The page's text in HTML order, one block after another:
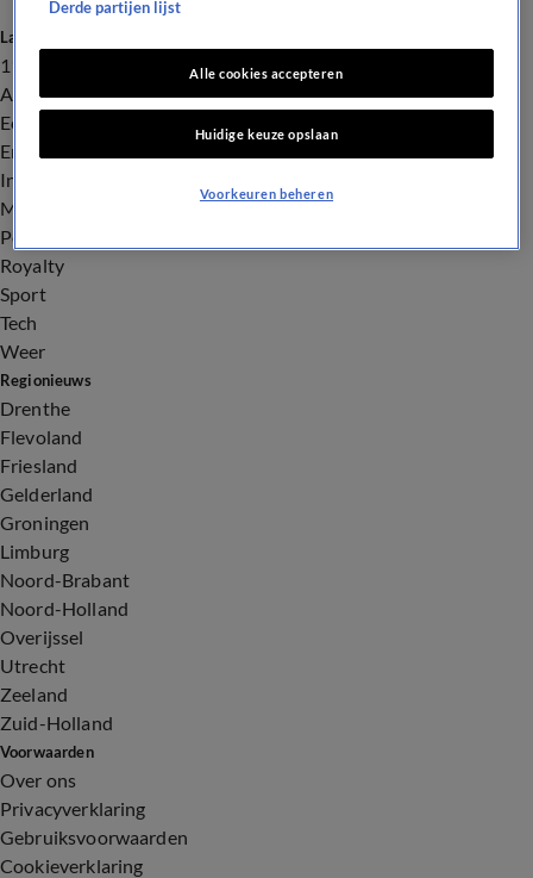
Laatste nieuws
112
Advies & Tips
Economie
Entertainment
Infrastructuur
Milieu en Gezondheid
Politiek
Royalty
Sport
Tech
Weer
Regionieuws
Drenthe
Flevoland
Friesland
Gelderland
Groningen
Limburg
Noord-Brabant
Noord-Holland
Overijssel
Utrecht
Zeeland
Zuid-Holland
Voorwaarden
Over ons
Privacyverklaring
Gebruiksvoorwaarden
Cookieverklaring
Derde partijen lijst
Alle cookies accepteren
Huidige keuze opslaan
Voorkeuren beheren